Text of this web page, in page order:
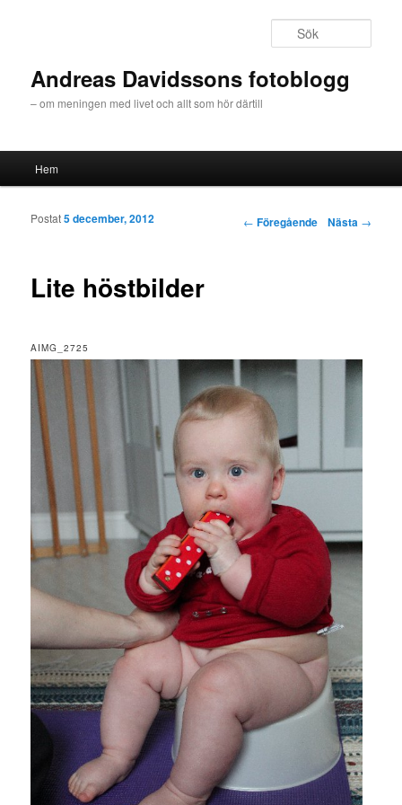
Andreas Davidssons fotoblogg
– om meningen med livet och allt som hör därtill
Hoppa till huvudinnehåll
Hoppa till sekundärt innehåll
Hem
Inläggsnavigering
← Föregående Nästa →
Lite höstbilder
Postat5 december, 2012
AIMG_2725